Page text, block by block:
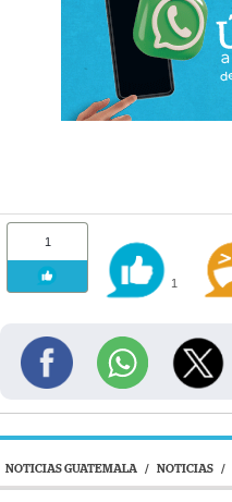
1
1
NOTICIAS GUATEMALA / NOTICIAS /